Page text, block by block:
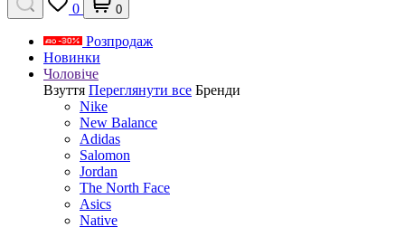
0 0
Розпродаж
Новинки
Чоловіче
Взуття Переглянути все Бренди
Nike
New Balance
Adidas
Salomon
Jordan
The North Face
Asics
Native